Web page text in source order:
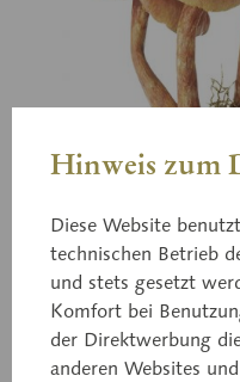
Hinweis zum
Diese Website
technischen Betrieb
und stets gesetzt
Komfort bei
der Direktwerbung
anderen Websites